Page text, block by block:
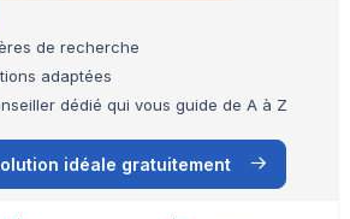
de recherche
adaptées
dédié qui vous guide de A à Z
idéale gratuitement